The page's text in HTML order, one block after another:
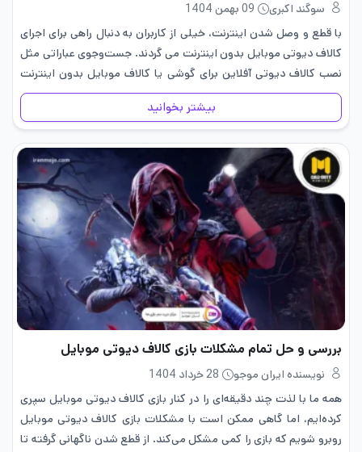
سوگند اکبری
09 بهمن 1404
با قطع و وصل شدن اینترنت، خیلی از کاربران به دنبال راهی برای اجرای
کالاف دیوتی موبایل بدون اینترنت می گردند. جست‌وجوی عباراتی مثل
نصب کالاف دیوتی آفلاین برای گوشی یا کالاف موبایل بدون اینترنت
نشان می دهد این سوال…
بیشتر بخوانید
بررسی و حل تمام مشکلات بازی کالاف دیوتی موبایل
نویسنده ایران موجو
28 خرداد 1404
همه ما با لذت چند دقیقه‌ای را در کنار بازی کالاف دیوتی موبایل سپری
کرده‌ایم، اما گاهی ممکن است با مشکلات بازی کالاف دیوتی موبایل
روبرو شویم که بازی را کمی مشکل می‌کند. از قطع شدن ناگهانی گرفته تا